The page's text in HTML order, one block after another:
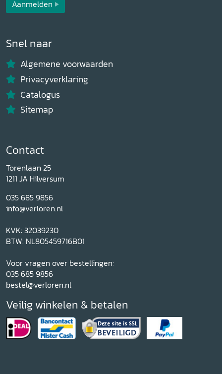
Aanmelden
Snel naar
Algemene voorwaarden
Privacyverklaring
Catalogus
Sitemap
Contact
Torenlaan 25
1211 JA Hilversum
035 685 9856
info@verloren.nl
KVK: 32039230
BTW: NL805459716B01
Voor vragen over bestellingen:
035 685 9856
bestel@verloren.nl
Veilig winkelen & betalen